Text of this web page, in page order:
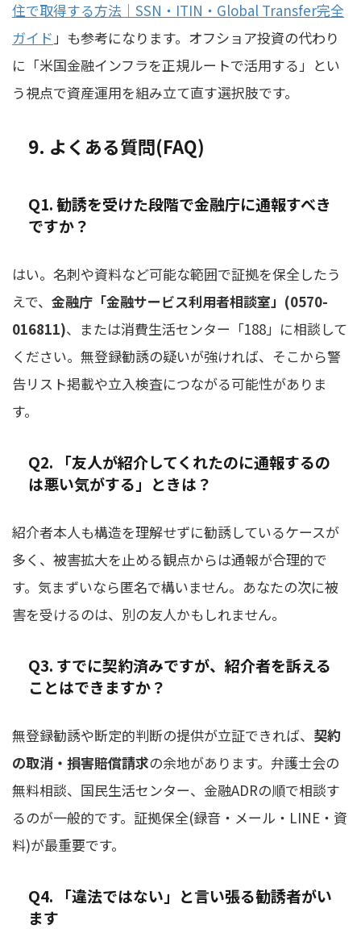
住で取得する方法｜SSN・ITIN・Global Transfer完全
ガイド 」も参考になります。オフショア投資の代わり
に「米国金融インフラを正規ルートで活用する」とい
う視点で資産運用を組み立て直す選択肢です。
9. よくある質問(FAQ)
Q1. 勧誘を受けた段階で金融庁に通報すべき
ですか？
はい。名刺や資料など可能な範囲で証拠を保全したう
えで、 金融庁「金融サービス利用者相談室」(0570-
016811)、または消費生活センター「188」に相談して
ください。無登録勧誘の疑いが強ければ、そこから警
告リスト掲載や立入検査につながる可能性がありま
す。
Q2. 「友人が紹介してくれたのに通報するの
は悪い気がする」ときは？
紹介者本人も構造を理解せずに勧誘しているケースが
多く、被害拡大を止める観点からは通報が合理的で
す。気まずいなら匿名で構いません。あなたの次に被
害を受けるのは、別の友人かもしれません。
Q3. すでに契約済みですが、紹介者を訴える
ことはできますか？
無登録勧誘や断定的判断の提供が立証できれば、 契約
の取消・損害賠償請求の余地があります。弁護士会の
無料相談、国民生活センター、金融ADRの順で相談す
るのが一般的です。証拠保全(録音・メール・LINE・資
料)が最重要です。
Q4. 「違法ではない」と言い張る勧誘者がい
ます